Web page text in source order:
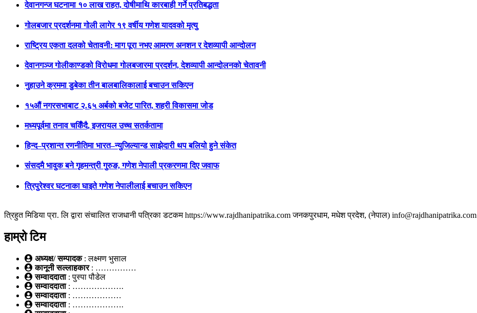
देवानगन्ज घटनामा १० लाख राहत, दोषीमाथि कारबाही गर्ने प्रतिबद्धता
गोलबजार प्रदर्शनमा गोली लागेर १९ वर्षीय गणेश यादवको मृत्यु
राष्ट्रिय एकता दलको चेतावनी: माग पूरा नभए आमरण अनशन र देशव्यापी आन्दोलन
देवानगञ्ज गोलीकाण्डको विरोधमा गोलबजारमा प्रदर्शन, देशव्यापी आन्दोलनको चेतावनी
नुहाउने क्रममा डुबेका तीन बालबालिकालाई बचाउन सकिएन
१५औं नगरसभाबाट २.६५ अर्बको बजेट पारित, शहरी विकासमा जोड
मध्यपूर्वमा तनाव चर्किँदै, इजरायल उच्च सतर्कतामा
हिन्द–प्रशान्त रणनीतिमा भारत–न्युजिल्यान्ड साझेदारी थप बलियो हुने संकेत
संसदमै भावुक बने गृहमन्त्री गुरुङ, गणेश नेपाली प्रकरणमा दिए जवाफ
त्रिपुरेश्वर घटनाका घाइते गणेश नेपालीलाई बचाउन सकिएन
त्रिहुत मिडिया प्रा. लि द्वारा संचालित राजधानी पत्रिका डटकम https://www.rajdhanipatrika.com जनकपुरधाम, मधेश प्रदेश, (नेपाल) info@rajdhanipatrika.com
हाम्रो टिम
अध्यक्ष/ सम्पादक: लक्ष्मण भुसाल
कानूनी सल्लाहकार : ……………
सम्वाददाता: पुस्पा पौडेल
सम्वाददाता : ……………….
सम्वाददाता: ………………
सम्वाददाता: ……………….